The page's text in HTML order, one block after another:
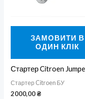
ЗАМОВИТИ В
ОДИН КЛІК
Стартер Citroen
Стартер Citroen БУ
2000,00₴